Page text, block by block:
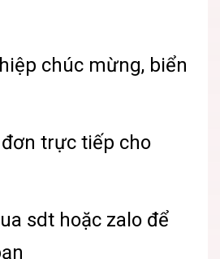
chúc mừng, biển
trực tiếp cho
sdt hoặc zalo để